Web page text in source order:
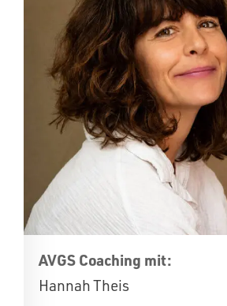
AVGS Coaching mit:
Hannah Theis